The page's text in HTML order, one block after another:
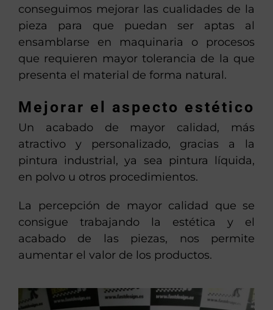
conseguimos mejorar las cualidades de la
pieza para que puedan ser aptas al
ensamblarse en maquinaria o procesos
que requieren mayor tolerancia de la que
presenta el material de forma natural.
Mejorar el aspecto estético
Un acabado de mayor calidad, más
atractivo y personalizado, gracias a la
pintura industrial, ya sea pintura líquida,
en polvo u otros procedimientos.
La percepción de mayor calidad que se
consigue trabajando la estética y el
acabado de las piezas, nos permite
aumentar el valor de los productos.